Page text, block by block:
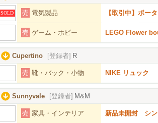
SOLD 売 電気製品 【取引中】ポー
売 ゲーム・ホビー LEGO Flower
Cupertino [登録者] R
売 靴・バック・小物 NIKE リュック
Sunnyvale [登録者] M&M
売 家具・インテリア 新品未開封 シン